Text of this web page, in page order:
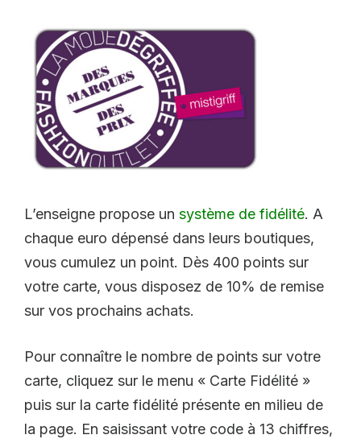
L’enseigne propose un système de fidélité. A
chaque euro dépensé dans leurs boutiques,
vous cumulez un point. Dès 400 points sur
votre carte, vous disposez de 10% de remise
sur vos prochains achats.
Pour connaître le nombre de points sur votre
carte, cliquez sur le menu « Carte Fidélité »
puis sur la carte fidélité présente en milieu de
la page. En saisissant votre code à 13 chiffres,